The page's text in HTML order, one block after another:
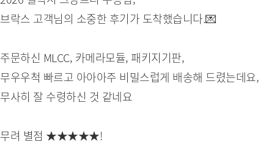
브락스 고객님의 소중한 후기가 도착했습니다.💌
주문하신 MLCC, 카메라모듈, 패키지기판,
무우우척 빠르고 아아아주 비밀스럽게 배송해 드렸는데요,
무사히 잘 수령하신 것 같네요
무려 별점 ★★★★★!